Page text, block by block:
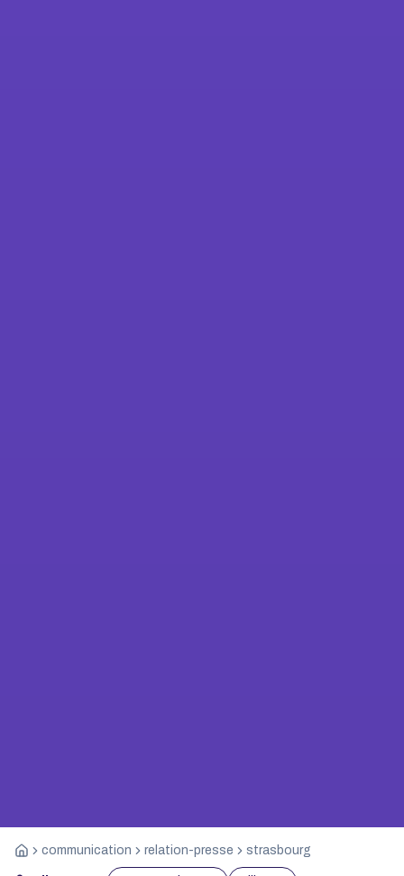
communication relation-presse strasbourg